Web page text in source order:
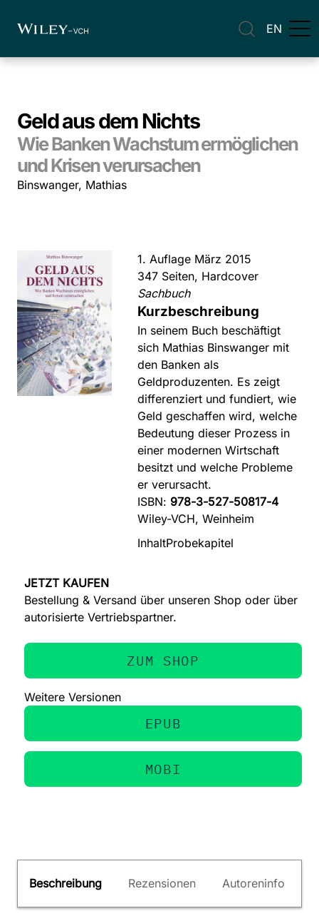
EN
Geld aus dem Nichts
Wie Banken Wachstum ermöglichen
und Krisen verursachen
Binswanger, Mathias
1. Auflage März 2015
347 Seiten, Hardcover
Sachbuch
Kurzbeschreibung
In seinem Buch beschäftigt
sich Mathias Binswanger mit
den Banken als
Geldproduzenten. Es zeigt
differenziert und fundiert, wie
Geld geschaffen wird, welche
Bedeutung dieser Prozess in
einer modernen Wirtschaft
besitzt und welche Probleme
er verursacht.
ISBN: 978-3-527-50817-4
Wiley-VCH, Weinheim
InhaltProbekapitel
JETZT KAUFEN
Bestellung & Versand über unseren Shop oder über
autorisierte Vertriebspartner.
ZUM SHOP
Weitere Versionen
EPUB
MOBI
Beschreibung Rezensionen Autoreninfo